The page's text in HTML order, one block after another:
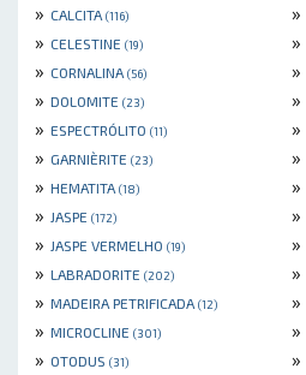
» CALCITA (116) »
» CELESTINE (19) »
» CORNALINA (56) »
» DOLOMITE (23) »
» ESPECTRÓLITO (11) »
» GARNIÈRITE (23) »
» HEMATITA (18) »
» JASPE (172) »
» JASPE VERMELHO (19) »
» LABRADORITE (202) »
» MADEIRA PETRIFICADA (12) »
» MICROCLINE (301) »
» OTODUS (31) »